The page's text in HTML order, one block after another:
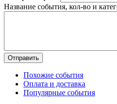
Название события, кол-во и
Похожие события
Оплата и доставка
Популярные события